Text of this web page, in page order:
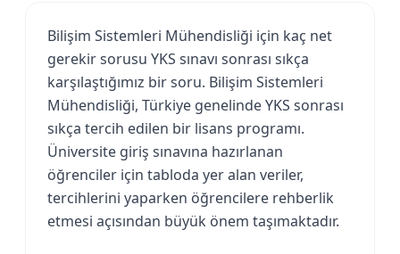
Bilişim Sistemleri Mühendisliği için kaç net
gerekir sorusu YKS sınavı sonrası sıkça
karşılaştığımız bir soru. Bilişim Sistemleri
Mühendisliği, Türkiye genelinde YKS sonrası
sıkça tercih edilen bir lisans programı.
Üniversite giriş sınavına hazırlanan
öğrenciler için tabloda yer alan veriler,
tercihlerini yaparken öğrencilere rehberlik
etmesi açısından büyük önem taşımaktadır.